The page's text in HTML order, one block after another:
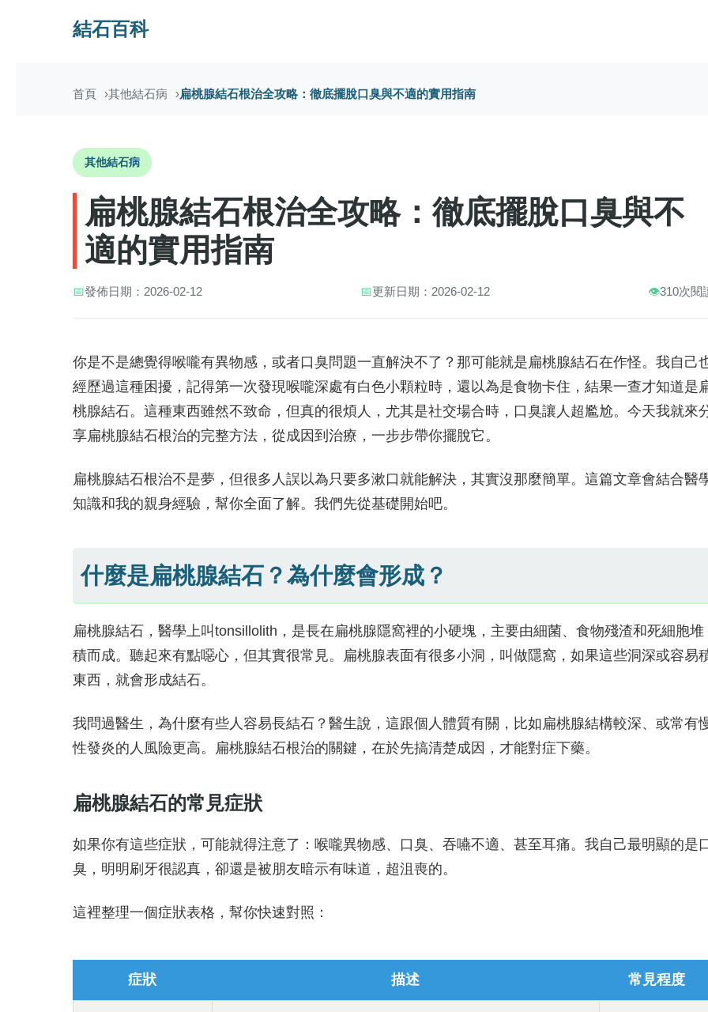
結石百科
首頁 其他結石病 扁桃腺結石根治全攻略：徹底擺脫口臭與不適的實用指南
其他結石病
扁桃腺結石根治全攻略：徹底擺脫口臭與不
適的實用指南
📅發佈日期：2026-02-12 📅更新日期：2026-02-12 👁️310次閱
你是不是總覺得喉嚨有異物感，或者口臭問題一直解決不了？那可能就是扁桃腺結石在作怪。我自己
經歷過這種困擾，記得第一次發現喉嚨深處有白色小顆粒時，還以為是食物卡住，結果一查才知道是
桃腺結石。這種東西雖然不致命，但真的很煩人，尤其是社交場合時，口臭讓人超尷尬。今天我就來
享扁桃腺結石根治的完整方法，從成因到治療，一步步帶你擺脫它。
扁桃腺結石根治不是夢，但很多人誤以為只要多漱口就能解決，其實沒那麼簡單。這篇文章會結合醫
知識和我的親身經驗，幫你全面了解。我們先從基礎開始吧。
什麼是扁桃腺結石？為什麼會形成？
扁桃腺結石，醫學上叫tonsillolith，是長在扁桃腺隱窩裡的小硬塊，主要由細菌、食物殘渣和死細胞堆
積而成。聽起來有點噁心，但其實很常見。扁桃腺表面有很多小洞，叫做隱窩，如果這些洞深或容易
東西，就會形成結石。
我問過醫生，為什麼有些人容易長結石？醫生說，這跟個人體質有關，比如扁桃腺結構較深、或常有
性發炎的人風險更高。扁桃腺結石根治的關鍵，在於先搞清楚成因，才能對症下藥。
扁桃腺結石的常見症狀
如果你有這些症狀，可能就得注意了：喉嚨異物感、口臭、吞嚥不適、甚至耳痛。我自己最明顯的是
臭，明明刷牙很認真，卻還是被朋友暗示有味道，超沮喪的。
這裡整理一個症狀表格，幫你快速對照：
症狀 描述 常見程度